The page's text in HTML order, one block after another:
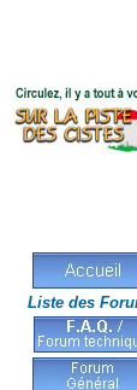
Liste des